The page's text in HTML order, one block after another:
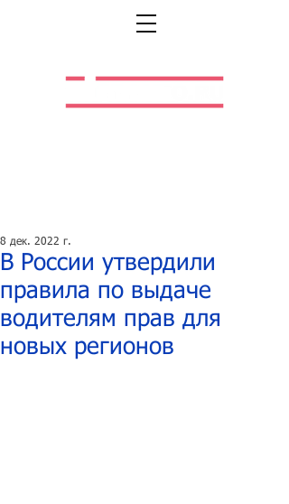
В России утвердили
правила по выдаче
водителям прав для
новых регионов
8 дек. 2022 г.